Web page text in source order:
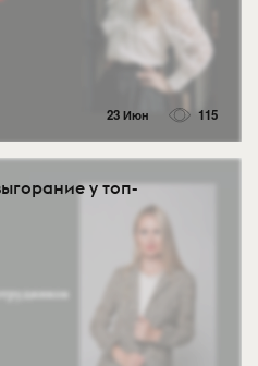
23 Июн 115
у топ-